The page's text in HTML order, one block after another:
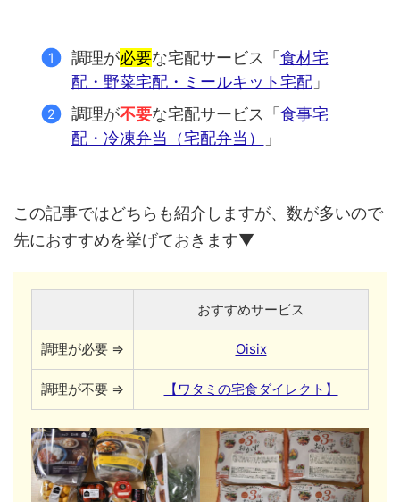
調理が必要な宅配サービス「食材宅
配・野菜宅配・ミールキット宅配」
調理が不要な宅配サービス「食事宅
配・冷凍弁当（宅配弁当）
」
この記事ではどちらも紹介しますが、数が多いので
先におすすめを挙げておきます▼
おすすめサービス
調理が必要 ⇒ Oisix
調理が不要 ⇒ 【ワタミの宅食ダイレクト】